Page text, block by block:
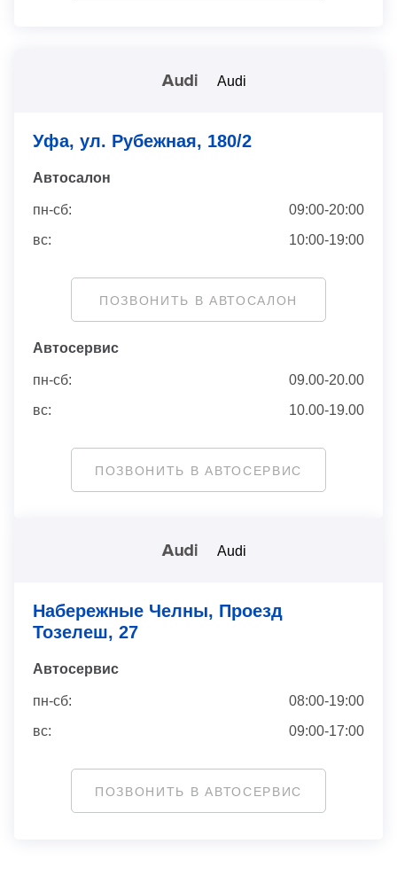
Audi
Уфа, ул. Рубежная, 180/2
Автосaлон
пн-сб:
09:00-20:00
вс:
10:00-19:00
ПОЗВОНИТЬ В АВТОСАЛОН
Автосервис
пн-сб:
09.00-20.00
вс:
10.00-19.00
ПОЗВОНИТЬ В АВТОСЕРВИС
Audi
Набережные Челны, Проезд
Тозелеш, 27
Автосервис
пн-сб:
08:00-19:00
вс:
09:00-17:00
ПОЗВОНИТЬ В АВТОСЕРВИС